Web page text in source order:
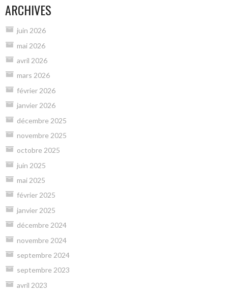
ARCHIVES
juin 2026
mai 2026
avril 2026
mars 2026
février 2026
janvier 2026
décembre 2025
novembre 2025
octobre 2025
juin 2025
mai 2025
février 2025
janvier 2025
décembre 2024
novembre 2024
septembre 2024
septembre 2023
avril 2023